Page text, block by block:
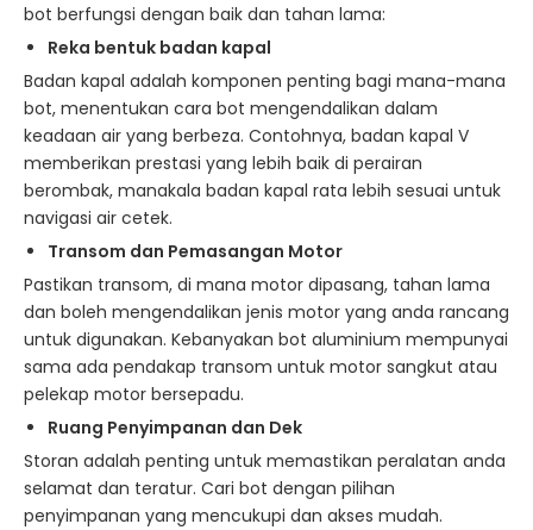
bot berfungsi dengan baik dan tahan lama:
Reka bentuk badan kapal
Badan kapal adalah komponen penting bagi mana-mana
bot, menentukan cara bot mengendalikan dalam
keadaan air yang berbeza. Contohnya, badan kapal V
memberikan prestasi yang lebih baik di perairan
berombak, manakala badan kapal rata lebih sesuai untuk
navigasi air cetek.
Transom dan Pemasangan Motor
Pastikan transom, di mana motor dipasang, tahan lama
dan boleh mengendalikan jenis motor yang anda rancang
untuk digunakan. Kebanyakan bot aluminium mempunyai
sama ada pendakap transom untuk motor sangkut atau
pelekap motor bersepadu.
Ruang Penyimpanan dan Dek
Storan adalah penting untuk memastikan peralatan anda
selamat dan teratur. Cari bot dengan pilihan
penyimpanan yang mencukupi dan akses mudah.